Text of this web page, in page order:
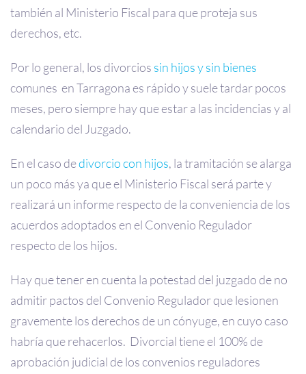
también al Ministerio Fiscal para que proteja sus
derechos, etc.
Por lo general, los divorcios sin hijos y sin bienes
comunes en Tarragona es rápido y suele tardar pocos
meses, pero siempre hay que estar a las incidencias y al
calendario del Juzgado.
En el caso dedivorcio con hijos, la tramitación se alarga
un poco más ya que el Ministerio Fiscal será parte y
realizará un informe respecto de la conveniencia de los
acuerdos adoptados en el Convenio Regulador
respecto de los hijos.
Hay que tener en cuenta la potestad del juzgado de no
admitir pactos del Convenio Regulador que lesionen
gravemente los derechos de un cónyuge, en cuyo caso
habría que rehacerlos. Divorcial tiene el 100% de
aprobación judicial de los convenios reguladores